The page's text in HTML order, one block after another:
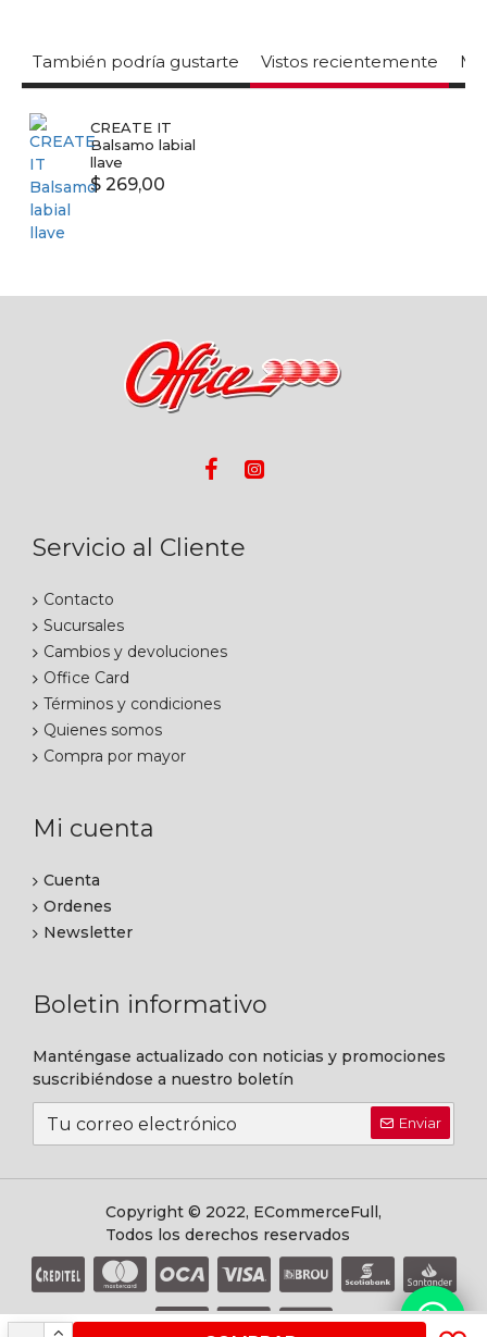
También podría gustarte Vistos recientemente
CREATE IT
Balsamo labial
llave
$ 269,00
Servicio al Cliente
Contacto
Sucursales
Cambios y devoluciones
Office Card
Términos y condiciones
Quienes somos
Compra por mayor
Mi cuenta
Cuenta
Ordenes
Newsletter
Boletin informativo
Manténgase actualizado con noticias y promociones
suscribiéndose a nuestro boletín
Enviar
Copyright © 2022, ECommerceFull,
Todos los derechos reservados